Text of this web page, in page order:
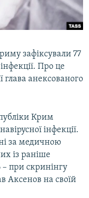
зафіксували 77
Про це
глава анексованого
Крим
інфекції.
за медичною
із раніше
при скринінгу
Аксенов на своїй